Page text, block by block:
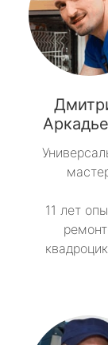
11 лет